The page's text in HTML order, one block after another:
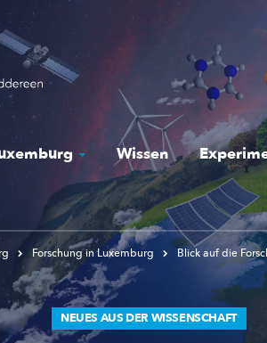
Wissen
Forschung in Luxemburg Blick auf die
NEUES AUS DER WISSENSCHAFT